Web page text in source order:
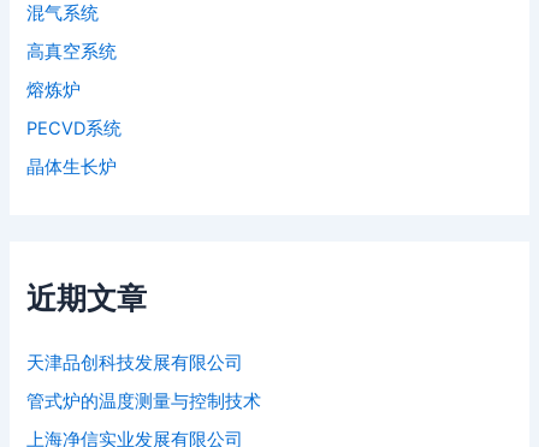
混气系统
高真空系统
熔炼炉
PECVD系统
晶体生长炉
近期文章
天津品创科技发展有限公司
管式炉的温度测量与控制技术
上海净信实业发展有限公司